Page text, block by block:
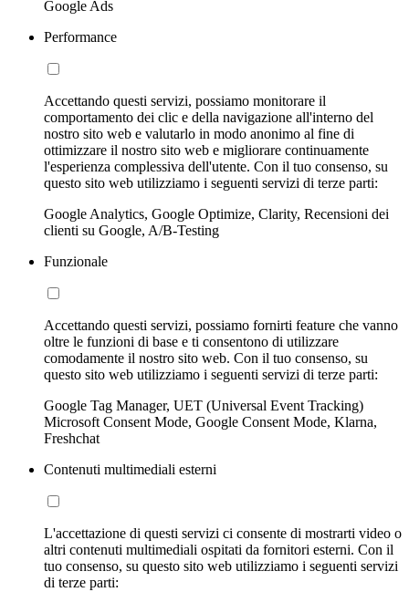
Google Ads
Performance
Accettando questi servizi, possiamo monitorare il
comportamento dei clic e della navigazione all'interno del
nostro sito web e valutarlo in modo anonimo al fine di
ottimizzare il nostro sito web e migliorare continuamente
l'esperienza complessiva dell'utente. Con il tuo consenso, su
questo sito web utilizziamo i seguenti servizi di terze parti:
Google Analytics, Google Optimize, Clarity, Recensioni dei
clienti su Google, A/B-Testing
Funzionale
Accettando questi servizi, possiamo fornirti feature che vanno
oltre le funzioni di base e ti consentono di utilizzare
comodamente il nostro sito web. Con il tuo consenso, su
questo sito web utilizziamo i seguenti servizi di terze parti:
Google Tag Manager, UET (Universal Event Tracking)
Microsoft Consent Mode, Google Consent Mode, Klarna,
Freshchat
Contenuti multimediali esterni
L'accettazione di questi servizi ci consente di mostrarti video o
altri contenuti multimediali ospitati da fornitori esterni. Con il
tuo consenso, su questo sito web utilizziamo i seguenti servizi
di terze parti: